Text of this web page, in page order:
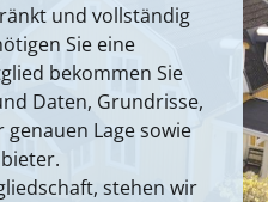
und vollständig
Sie eine
bekommen Sie
Daten, Grundrisse,
Lage sowie
stehen wir